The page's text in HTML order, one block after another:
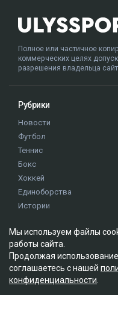
Полное или частичное
коммерческих целях
разрешения владельца
Рубрики
Новости
Футбол
Теннис
Бокс
Хоккей
Единоборства
Истории
Редакция
О проекте
Правила сайта
Мы используем файлы
работы сайта.
Продолжая
соглашаетесь с нашей
конфиденциальности